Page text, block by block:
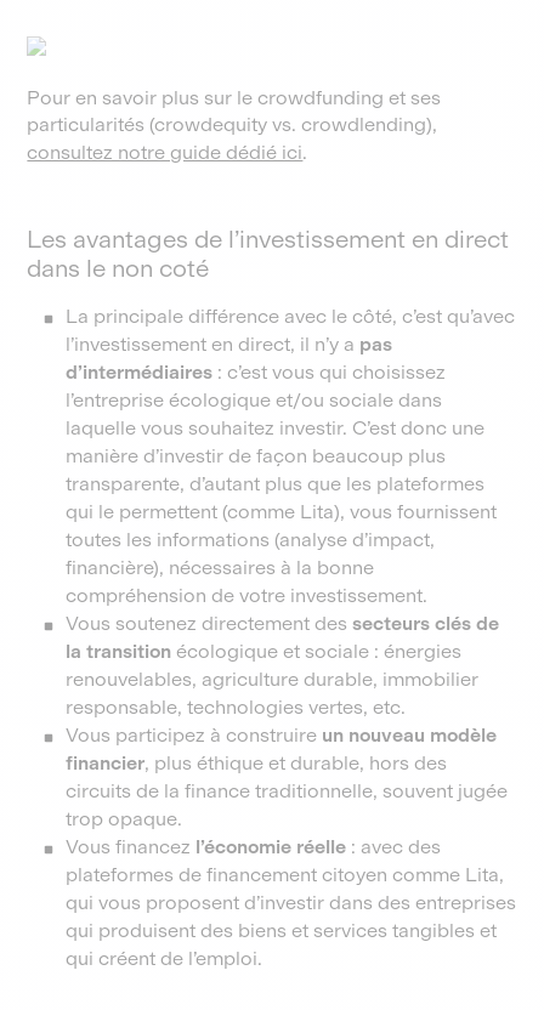
Pour en savoir plus sur le crowdfunding et ses
particularités (crowdequity vs. crowdlending),
consultez notre guide dédié ici.
Les avantages de l’investissement en direct
dans le non coté
La principale différence avec le côté, c’est qu’avec
l’investissement en direct, il n’y a pas
d’intermédiaires : c’est vous qui choisissez
l’entreprise écologique et/ou sociale dans
laquelle vous souhaitez investir. C’est donc une
manière d’investir de façon beaucoup plus
transparente, d’autant plus que les plateformes
qui le permettent (comme Lita), vous fournissent
toutes les informations (analyse d’impact,
financière), nécessaires à la bonne
compréhension de votre investissement.
Vous soutenez directement dessecteurs clés de
la transition écologique et sociale : énergies
renouvelables, agriculture durable, immobilier
responsable, technologies vertes, etc.
Vous participez à construire un nouveau modèle
financier, plus éthique et durable, hors des
circuits de la finance traditionnelle, souvent jugée
trop opaque.
Vous financez l’économie réelle : avec des
plateformes de financement citoyen comme Lita,
qui vous proposent d’investir dans des entreprises
qui produisent des biens et services tangibles et
qui créent de l’emploi.